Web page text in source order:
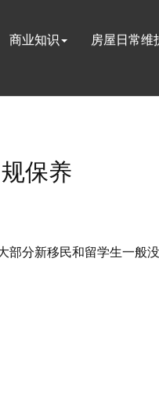
商业知识 房屋日常维
保养
分新移民和留学生一般